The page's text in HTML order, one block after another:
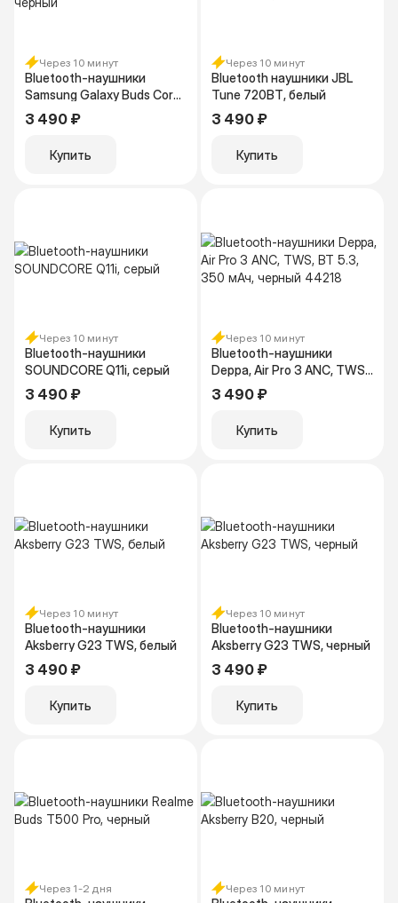
Через 10 минут
Bluetooth-наушники
Samsung Galaxy Buds Core,
черный
3 490 ₽
Купить
Через 10 минут
Bluetooth наушники JBL
Tune 720BT, белый
3 490 ₽
Купить
Через 10 минут
Bluetooth-наушники
SOUNDCORE Q11i, серый
3 490 ₽
Купить
Через 10 минут
Bluetooth-наушники
Deppa, Air Pro 3 ANC, TWS,
BT 5.3, 350 мАч, черный
44218
3 490 ₽
Купить
Через 10 минут
Bluetooth-наушники
Aksberry G23 TWS, белый
3 490 ₽
Купить
Через 10 минут
Bluetooth-наушники
Aksberry G23 TWS, черный
3 490 ₽
Купить
Через 1-2 дня Через 10 минут